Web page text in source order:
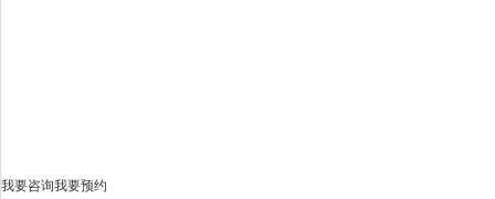
我要咨询我要预约